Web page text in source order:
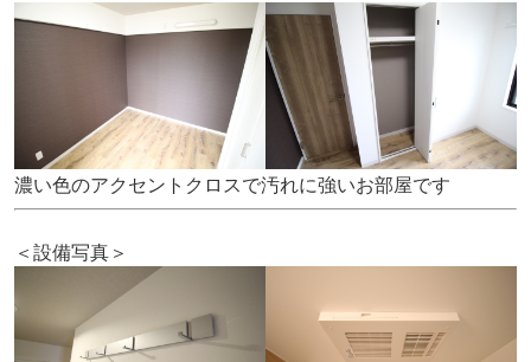
濃い色のアクセントクロスで汚れに強いお部屋です
＜設備写真＞